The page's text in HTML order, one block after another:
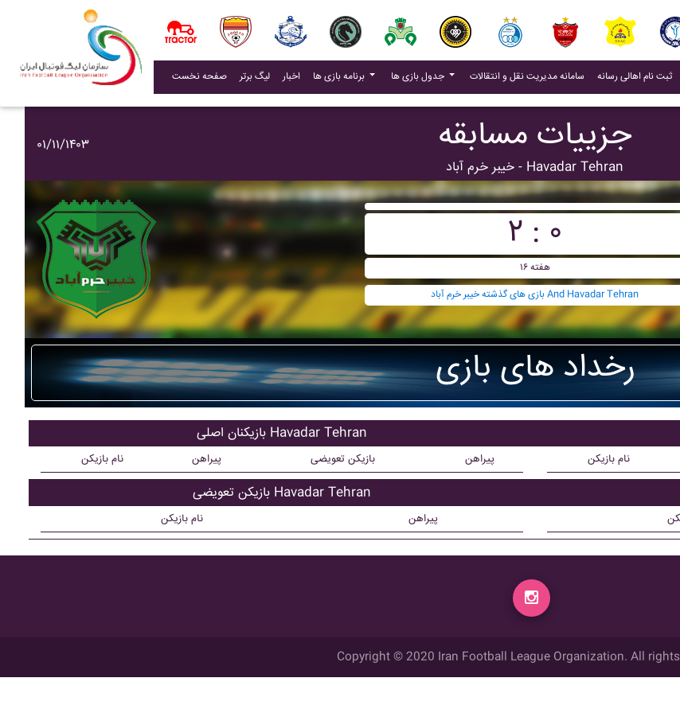
صفحه نخست لیگ برتر اخبار(current) برنامه بازی ها جدول بازی ها سامانه مدیریت نقل و انتقالات (current)
ثبت نام اهالی رسانه
۰۱/۱۱/۱۴۰۳ جزییات مسابقه
خيبر خرم آباد - Havadar Tehran
۲ : ۰
هفته ۱۶
بازی های گذشته خيبر خرم آباد And Havadar Tehran
رخداد های بازی
بازیکنان اصلی Havadar Tehran
نام بازیکن پیراهن بازیکن تعویضی پیراهن
بازیکن تعویضی Havadar Tehran
نام بازیکن پیراهن
نام بازیکن
Copyright © 2020 Iran Football League Organization. All